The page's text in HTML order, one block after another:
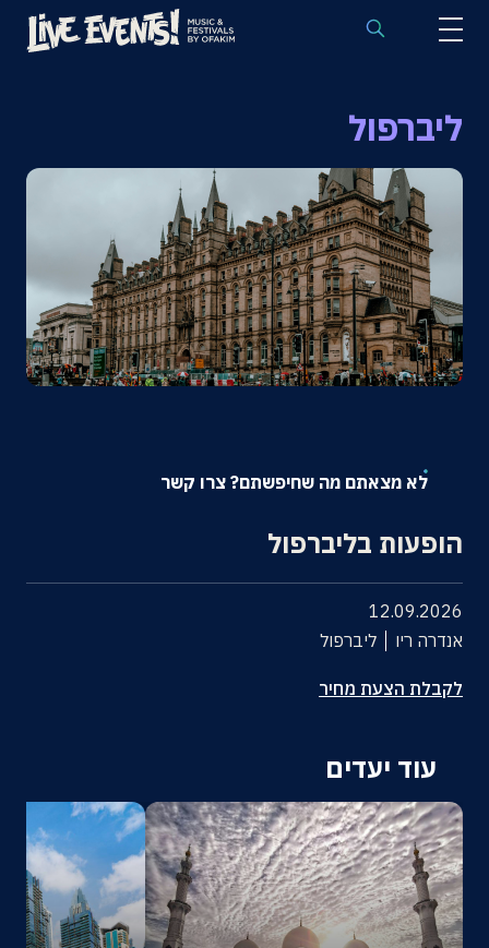
הופעות לפי אמנים
יעדים
פסטיבלים
חבילות נבחרות
אירועי ספורט באירופה
בלוג
שאלות נפוצות
ליברפול
לא מצאתם מה שחיפשתם? צרו קשר
הופעות בליברפול
12.09.2026
אנדרה ריו
ליברפול
לקבלת הצעת מחיר
עוד יעדים